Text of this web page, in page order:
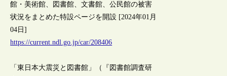
館・美術館、図書館、文書館、公民館の被害
状況をまとめた特設ページを開設 [2024年01月
04日]
https://current.ndl.go.jp/car/208406
「東日本大震災と図書館」（『図書館調査研